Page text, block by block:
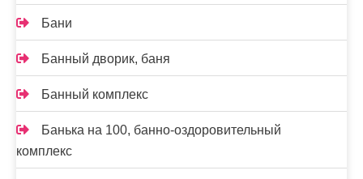
Бани
Банный дворик, баня
Банный комплекс
Банька на 100, банно-оздоровительный
комплекс